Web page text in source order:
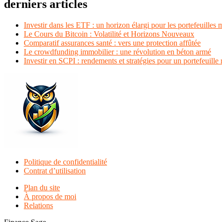
derniers articles
Investir dans les ETF : un horizon élargi pour les portefeuilles
Le Cours du Bitcoin : Volatilité et Horizons Nouveaux
Comparatif assurances santé : vers une protection affûtée
Le crowdfunding immobilier : une révolution en béton armé
Investir en SCPI : rendements et stratégies pour un portefeuille
Politique de confidentialité
Contrat d’utilisation
Plan du site
À propos de moi
Relations